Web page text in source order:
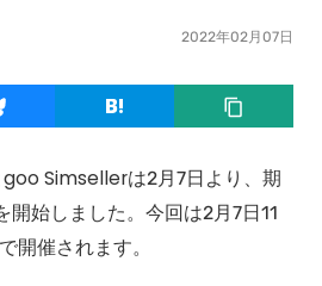
2022年02月07日
Simsellerは2月7日より、期
開始しました。今回は2月7日11
開催されます。